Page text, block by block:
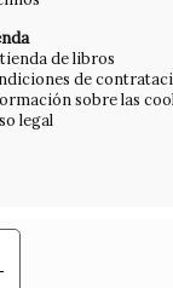
de libros
de
sobre las
legal